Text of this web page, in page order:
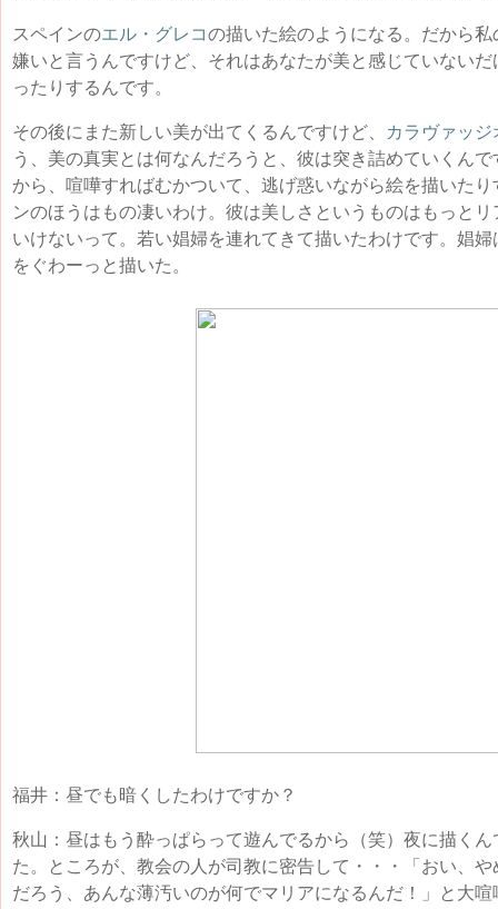
スペインのエル・グレコの描いた絵のようになる。だから
嫌いと言うんですけど、それはあなたが美と感じていない
ったりするんです。
その後にまた新しい美が出てくるんですけど、
カラヴァッジ
う、美の真実とは何なんだろうと、彼は突き詰めていくん
から、喧嘩すればむかついて、逃げ惑いながら絵を描いた
ンのほうはもの凄いわけ。彼は美しさというものはもっと
いけないって。若い娼婦を連れてきて描いたわけです。娼
をぐわーっと描いた。
福井：昼でも暗くしたわけですか？
秋山：昼はもう酔っぱらって遊んでるから（笑）夜に描く
た。ところが、教会の人が司教に密告して・・・「おい、
だろう、あんな薄汚いのが何でマリアになるんだ！」と大